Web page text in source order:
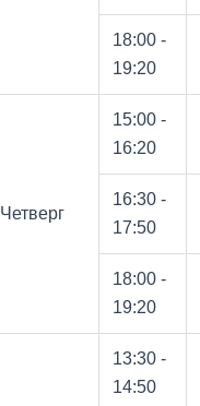
18:00 -
19:20
Четверг
15:00 -
16:20
16:30 -
17:50
18:00 -
19:20
13:30 -
14:50